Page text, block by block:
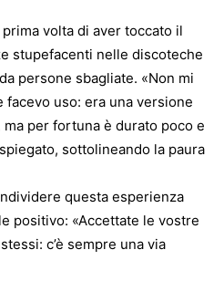
volta di aver toccato il
stupefacenti nelle discoteche
persone sbagliate. «Non mi
uso: era una versione
per fortuna è durato poco e
sottolineando la paura
questa esperienza
positivo: «Accettate le vostre
c’è sempre una via